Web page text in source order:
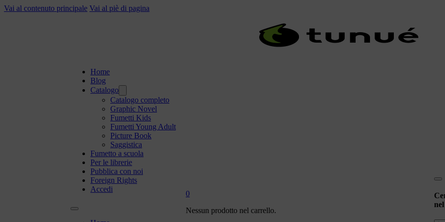
Vai al contenuto principale Vai al piè di pagina
Home
Blog
Catalogo
Catalogo completo
Graphic Novel
Fumetti Kids
Fumetti Young Adult
Picture Book
Saggistica
Fumetto a scuola
Per le librerie
Pubblica con noi
Foreign Rights
Accedi
0
Nessun prodotto nel carrello.